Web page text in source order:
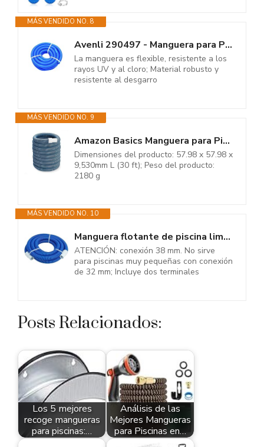
MÁS VENDIDO NO. 8
Avenli 290497 - Manguera para Piscina
La manguera es flexible, resistente a los
rayos UV y al cloro; Material robusto y
resistente al desgarro
MÁS VENDIDO NO. 9
Amazon Basics Manguera para Piscina, 9.14 m, Azul, Negro, Blanco
Dimensiones del producto: 57.98 x 57.98 x
9,530mm L (30 ft); Peso del producto:
2180 g
MÁS VENDIDO NO. 10
Manguera flotante de piscina limpiafondos con 2 terminales 38 mm de...
ATENCIÓN: conexión 38 mm. No sirve
para piscinas muy pequeñas con conexión
de 32 mm; Incluye dos terminales
Posts Relacionados:
Los 5 mejores
recoge mangueras
para piscinas:…
Análisis de las
Mejores Mangueras
para Piscinas en…